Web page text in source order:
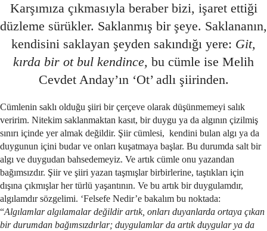
Karşımıza çıkmasıyla beraber bizi, işaret ettiği
düzleme sürükler. Saklanmış bir şeye. Saklananın,
kendisini saklayan şeyden sakındığı yere: Git,
kırda bir ot bul kendince, bu cümle ise Melih
Cevdet Anday’ın ‘Ot’ adlı şiirinden.
Cümlenin saklı olduğu şiiri bir çerçeve olarak düşünmemeyi salık
veririm. Nitekim saklanmaktan kasıt, bir duygu ya da algının çizilmiş
sınırı içinde yer almak değildir. Şiir cümlesi, kendini bulan algı ya da
duygunun içini budar ve onları kuşatmaya başlar. Bu durumda salt bir
algı ve duygudan bahsedemeyiz. Ve artık cümle onu yazandan
bağımsızdır. Şiir ve şiiri yazan taşmışlar birbirlerine, taştıkları için
dışına çıkmışlar her türlü yaşantının. Ve bu artık bir duygulamdır,
algılamdır sözgelimi. ‘Felsefe Nedir’e bakalım bu noktada:
“Algılamlar algılamalar değildir artık, onları duyanlarda ortaya çıkan
bir durumdan bağımsızdırlar; duygulamlar da artık duygular ya da